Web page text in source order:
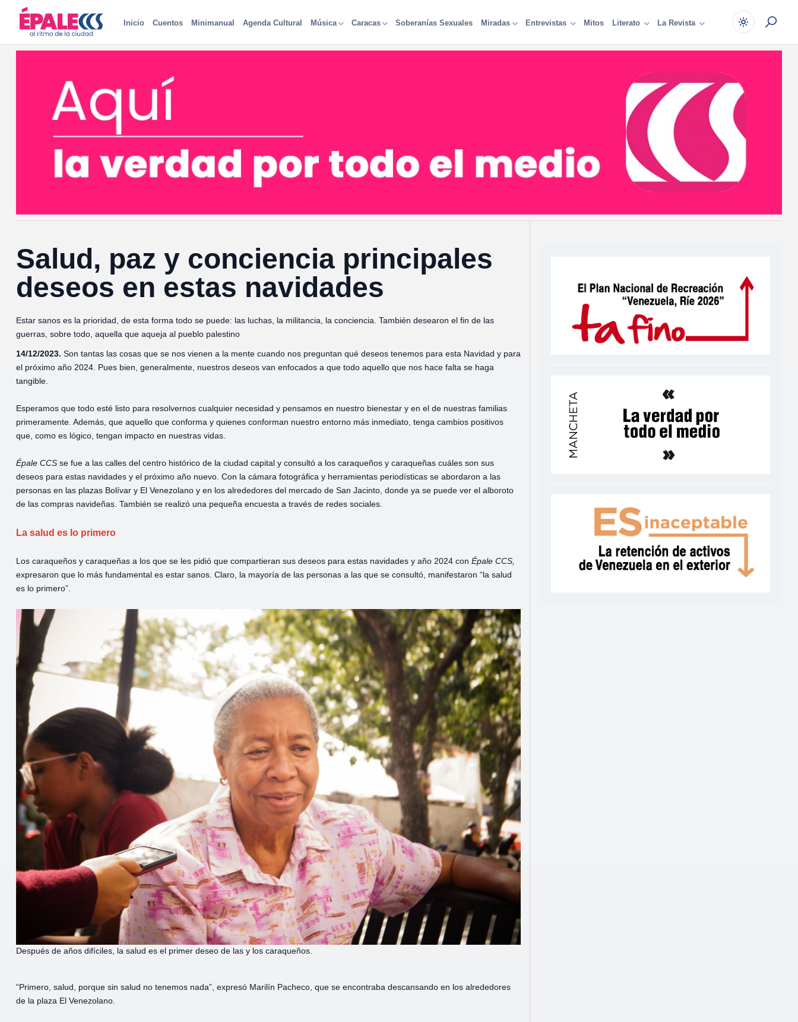
Inicio Cuentos Minimanual Agenda Cultural Música Caracas Soberanías Sexuales Miradas Entrevistas Mitos Literato La Revista
Salud, paz y conciencia principales
deseos en estas navidades
Estar sanos es la prioridad, de esta forma todo se puede: las luchas, la militancia, la conciencia. También desearon el fin de las
guerras, sobre todo, aquella que aqueja al pueblo palestino
14/12/2023. Son tantas las cosas que se nos vienen a la mente cuando nos preguntan qué deseos tenemos para esta Navidad y para
el próximo año 2024. Pues bien, generalmente, nuestros deseos van enfocados a que todo aquello que nos hace falta se haga
tangible.
Esperamos que todo esté listo para resolvernos cualquier necesidad y pensamos en nuestro bienestar y en el de nuestras familias
primeramente. Además, que aquello que conforma y quienes conforman nuestro entorno más inmediato, tenga cambios positivos
que, como es lógico, tengan impacto en nuestras vidas.
Épale CCS se fue a las calles del centro histórico de la ciudad capital y consultó a los caraqueños y caraqueñas cuáles son sus
deseos para estas navidades y el próximo año nuevo. Con la cámara fotográfica y herramientas periodísticas se abordaron a las
personas en las plazas Bolívar y El Venezolano y en los alrededores del mercado de San Jacinto, donde ya se puede ver el alboroto
de las compras navideñas. También se realizó una pequeña encuesta a través de redes sociales.
La salud es lo primero
Los caraqueños y caraqueñas a los que se les pidió que compartieran sus deseos para estas navidades y año 2024 con Épale CCS,
expresaron que lo más fundamental es estar sanos. Claro, la mayoría de las personas a las que se consultó, manifestaron “la salud
es lo primero”.
Después de años difíciles, la salud es el primer deseo de las y los caraqueños.
“Primero, salud, porque sin salud no tenemos nada”, expresó Marilín Pacheco, que se encontraba descansando en los alrededores
de la plaza El Venezolano.